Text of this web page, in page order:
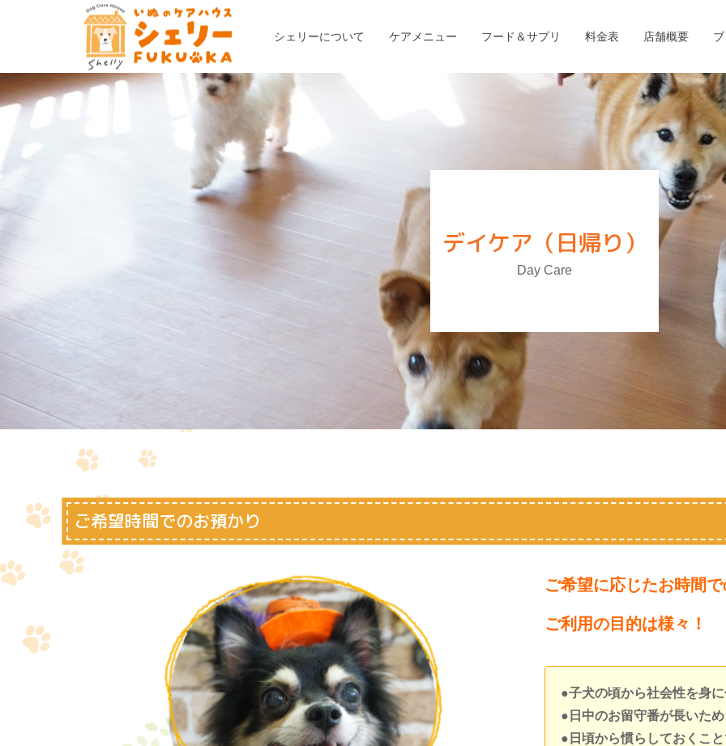
シェリーについて ケアメニュー フード＆サプリ 料金表 店舗概要
デイケア（日帰り）
Day Care
ご希望時間でのお預かり
ご希望に応じたお時間
ご利用の目的は様々！
●子犬の頃から社会性を身
●日中のお留守番が長いた
●日頃から慣らしておくこ